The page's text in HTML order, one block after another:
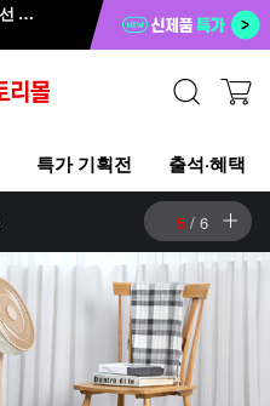
HUUM 3in1 스탠드형 무선 충전 패드 HWC-700QA
특가 기획전 출석·혜택
6 / 6